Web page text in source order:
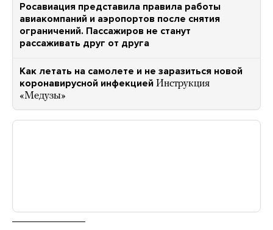
Росавиация представила правила работы
авиакомпаний и аэропортов после снятия
ограничений. Пассажиров не станут
рассаживать друг от друга
Как летать на самолете и не заразиться новой
коронавирусной инфекцией Инструкция
«Медузы»